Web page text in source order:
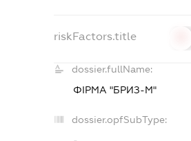
riskFactors.title
dossier.fullName:
ФІРМА "БРИЗ-М"
dossier.opfSubType: